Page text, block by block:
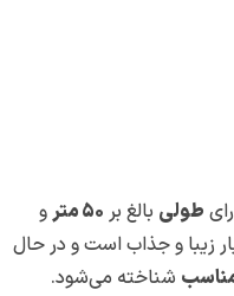
طولی بالغ بر ۵۰ متر
و
زیبا و جذاب است و در حال
مناسب شناخته می‌شود.